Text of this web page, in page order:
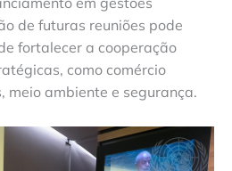
de futuras reuniões pode
fortalecer a cooperação
como comércio
meio ambiente e segurança.